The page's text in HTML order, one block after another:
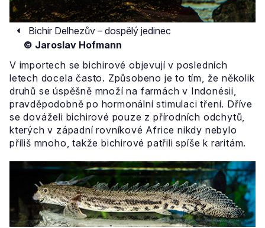
Bichir Delhezův – dospělý jedinec
© Jaroslav Hofmann
V importech se bichirové objevují v posledních
letech docela často. Způsobeno je to tím, že několik
druhů se úspěšně množí na farmách v Indonésii,
pravděpodobně po hormonální stimulaci tření. Dříve
se dováželi bichirové pouze z přírodních odchytů,
kterých v západní rovníkové Africe nikdy nebylo
příliš mnoho, takže bichirové patřili spíše k raritám.